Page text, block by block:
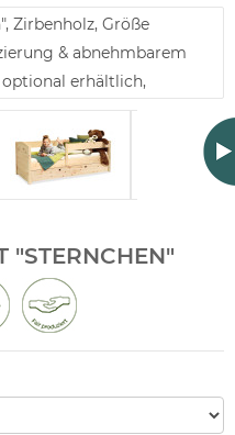
Zirbenholz, Größe
& abnehmbarem
erhältlich,
"STERNCHEN"